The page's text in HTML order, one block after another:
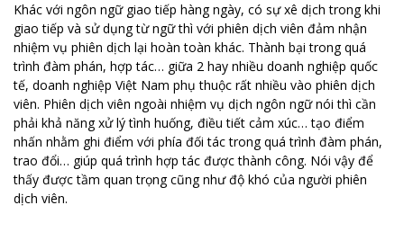
Khác với ngôn ngữ giao tiếp hàng ngày, có sự xê dịch trong khi
giao tiếp và sử dụng từ ngữ thì với phiên dịch viên đảm nhận
nhiệm vụ phiên dịch lại hoàn toàn khác. Thành bại trong quá
trình đàm phán, hợp tác… giữa 2 hay nhiều doanh nghiệp quốc
tế, doanh nghiệp Việt Nam phụ thuộc rất nhiều vào phiên dịch
viên. Phiên dịch viên ngoài nhiệm vụ dịch ngôn ngữ nói thì cần
phải khả năng xử lý tình huống, điều tiết cảm xúc… tạo điểm
nhấn nhằm ghi điểm với phía đối tác trong quá trình đàm phán,
trao đổi… giúp quá trình hợp tác được thành công. Nói vậy để
thấy được tầm quan trọng cũng như độ khó của người phiên
dịch viên.